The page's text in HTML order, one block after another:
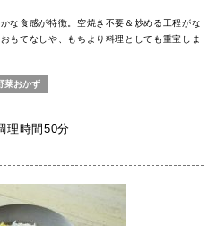
な食感が特徴。空焼き不要＆炒める工程がな
もてなしや、もちより料理としても重宝しま
菜おかず
理時間50分